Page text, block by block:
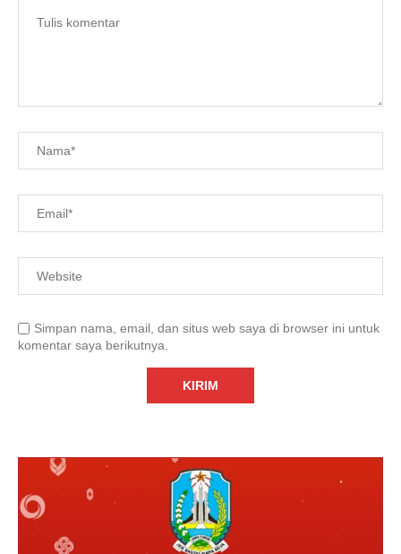
Simpan nama, email, dan situs web saya di browser ini untuk
komentar saya berikutnya.